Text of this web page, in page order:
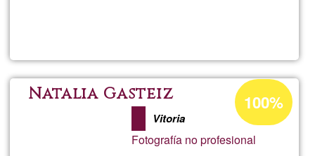
-
Natalia Gasteiz
Vitoria
Fotografía no profesional
Acceptance
percentage
Ğ1
100%